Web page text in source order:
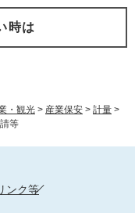
・観光 > 産業保安 > 計量 >
等
時は
ンク等